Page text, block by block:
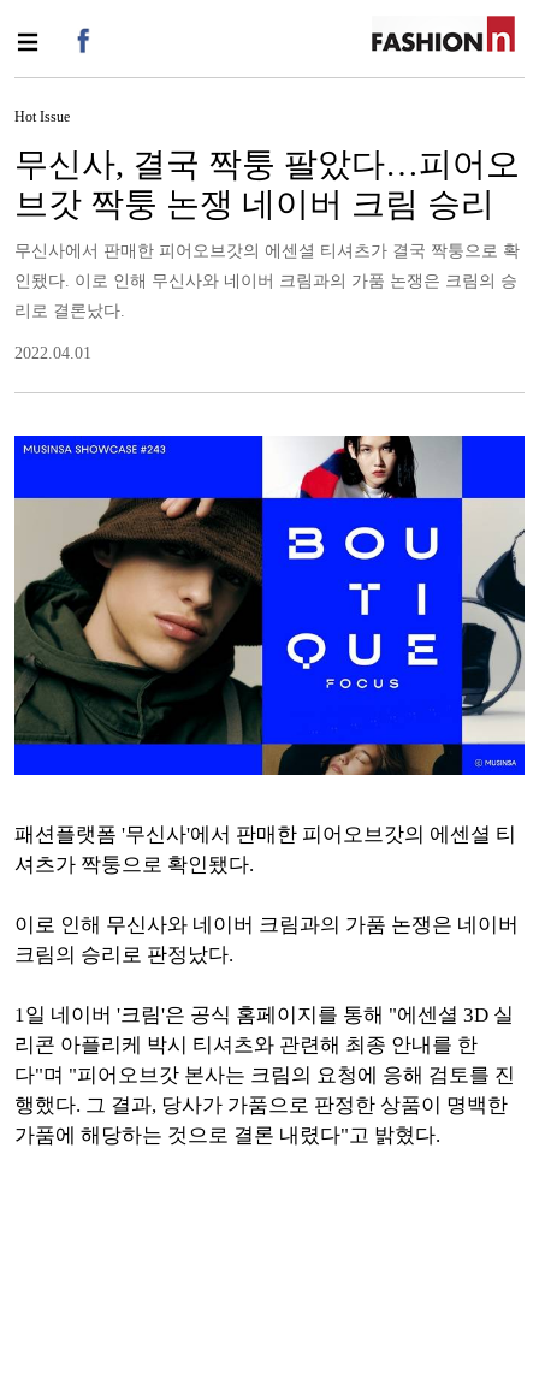
Hot Issue
무신사, 결국 짝퉁 팔았다…피어오
브갓 짝퉁 논쟁 네이버 크림 승리
무신사에서 판매한 피어오브갓의 에센셜 티셔츠가 결국 짝퉁으로 확
인됐다. 이로 인해 무신사와 네이버 크림과의 가품 논쟁은 크림의 승
리로 결론났다.
2022.04.01
패션플랫폼 '무신사'에서 판매한 피어오브갓의 에센셜 티
셔츠가 짝퉁으로 확인됐다.
이로 인해 무신사와 네이버 크림과의 가품 논쟁은 네이버
크림의 승리로 판정났다.
1일 네이버 '크림'은 공식 홈페이지를 통해 "에센셜 3D 실
리콘 아플리케 박시 티셔츠와 관련해 최종 안내를 한
다"며 "피어오브갓 본사는 크림의 요청에 응해 검토를 진
행했다. 그 결과, 당사가 가품으로 판정한 상품이 명백한
가품에 해당하는 것으로 결론 내렸다"고 밝혔다.